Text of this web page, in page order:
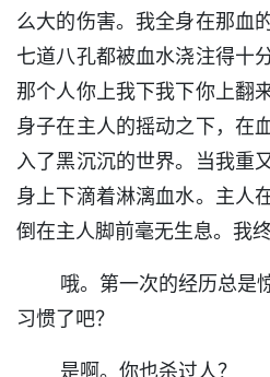
么大的伤害。我全身在那血
七道八孔都被血水浇注得十
那个人你上我下我下你上翻
身子在主人的摇动之下，在
入了黑沉沉的世界。当我重
身上下滴着淋漓血水。主人
倒在主人脚前毫无生息。我
哦。第一次的经历总是惊
习惯了吧？
是啊。你也杀过人？